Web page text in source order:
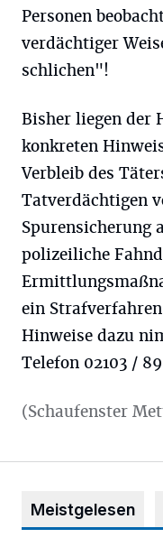
Personen
verdächtiger
schlichen"!
Bisher liegen der
konkreten
Verbleib des
Tatverdächtigen
Spurensicherung
polizeiliche
ein
Hinweise dazu
Telefon 02103 /
(Schaufenster
Meistgelesen